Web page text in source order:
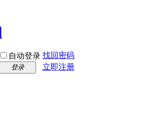
自动登录 找回密码
登录
立即注册